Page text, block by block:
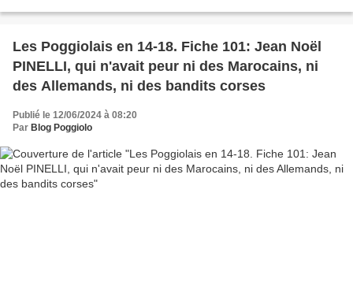
Les Poggiolais en 14-18. Fiche 101: Jean Noël
PINELLI, qui n'avait peur ni des Marocains, ni
des Allemands, ni des bandits corses
Publié le 12/06/2024 à 08:20
Par Blog Poggiolo